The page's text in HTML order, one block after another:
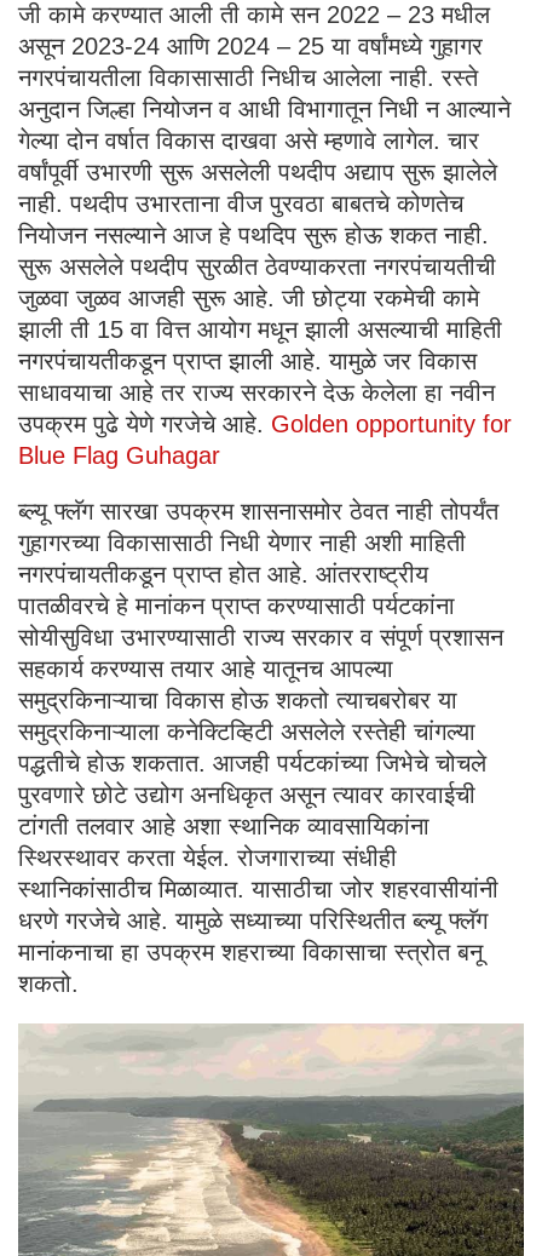
जी कामे करण्यात आली ती कामे सन 2022 – 23 मधील
असून 2023-24 आणि 2024 – 25 या वर्षांमध्ये गुहागर
नगरपंचायतीला विकासासाठी निधीच आलेला नाही. रस्ते
अनुदान जिल्हा नियोजन व आधी विभागातून निधी न आल्याने
गेल्या दोन वर्षात विकास दाखवा असे म्हणावे लागेल. चार
वर्षांपूर्वी उभारणी सुरू असलेली पथदीप अद्याप सुरू झालेले
नाही. पथदीप उभारताना वीज पुरवठा बाबतचे कोणतेच
नियोजन नसल्याने आज हे पथदिप सुरू होऊ शकत नाही.
सुरू असलेले पथदीप सुरळीत ठेवण्याकरता नगरपंचायतीची
जुळवा जुळव आजही सुरू आहे. जी छोट्या रकमेची कामे
झाली ती 15 वा वित्त आयोग मधून झाली असल्याची माहिती
नगरपंचायतीकडून प्राप्त झाली आहे. यामुळे जर विकास
साधावयाचा आहे तर राज्य सरकारने देऊ केलेला हा नवीन
उपक्रम पुढे येणे गरजेचे आहे. Golden opportunity for
Blue Flag Guhagar
ब्ल्यू फ्लॅग सारखा उपक्रम शासनासमोर ठेवत नाही तोपर्यंत
गुहागरच्या विकासासाठी निधी येणार नाही अशी माहिती
नगरपंचायतीकडून प्राप्त होत आहे. आंतरराष्ट्रीय
पातळीवरचे हे मानांकन प्राप्त करण्यासाठी पर्यटकांना
सोयीसुविधा उभारण्यासाठी राज्य सरकार व संपूर्ण प्रशासन
सहकार्य करण्यास तयार आहे यातूनच आपल्या
समुद्रकिनाऱ्याचा विकास होऊ शकतो त्याचबरोबर या
समुद्रकिनाऱ्याला कनेक्टिव्हिटी असलेले रस्तेही चांगल्या
पद्धतीचे होऊ शकतात. आजही पर्यटकांच्या जिभेचे चोचले
पुरवणारे छोटे उद्योग अनधिकृत असून त्यावर कारवाईची
टांगती तलवार आहे अशा स्थानिक व्यावसायिकांना
स्थिरस्थावर करता येईल. रोजगाराच्या संधीही
स्थानिकांसाठीच मिळाव्यात. यासाठीचा जोर शहरवासीयांनी
धरणे गरजेचे आहे. यामुळे सध्याच्या परिस्थितीत ब्ल्यू फ्लॅग
मानांकनाचा हा उपक्रम शहराच्या विकासाचा स्त्रोत बनू
शकतो.